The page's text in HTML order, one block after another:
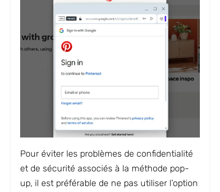
Pour éviter les problèmes de confidentialité
et de sécurité associés à la méthode pop-
up, il est préférable de ne pas utiliser l’option